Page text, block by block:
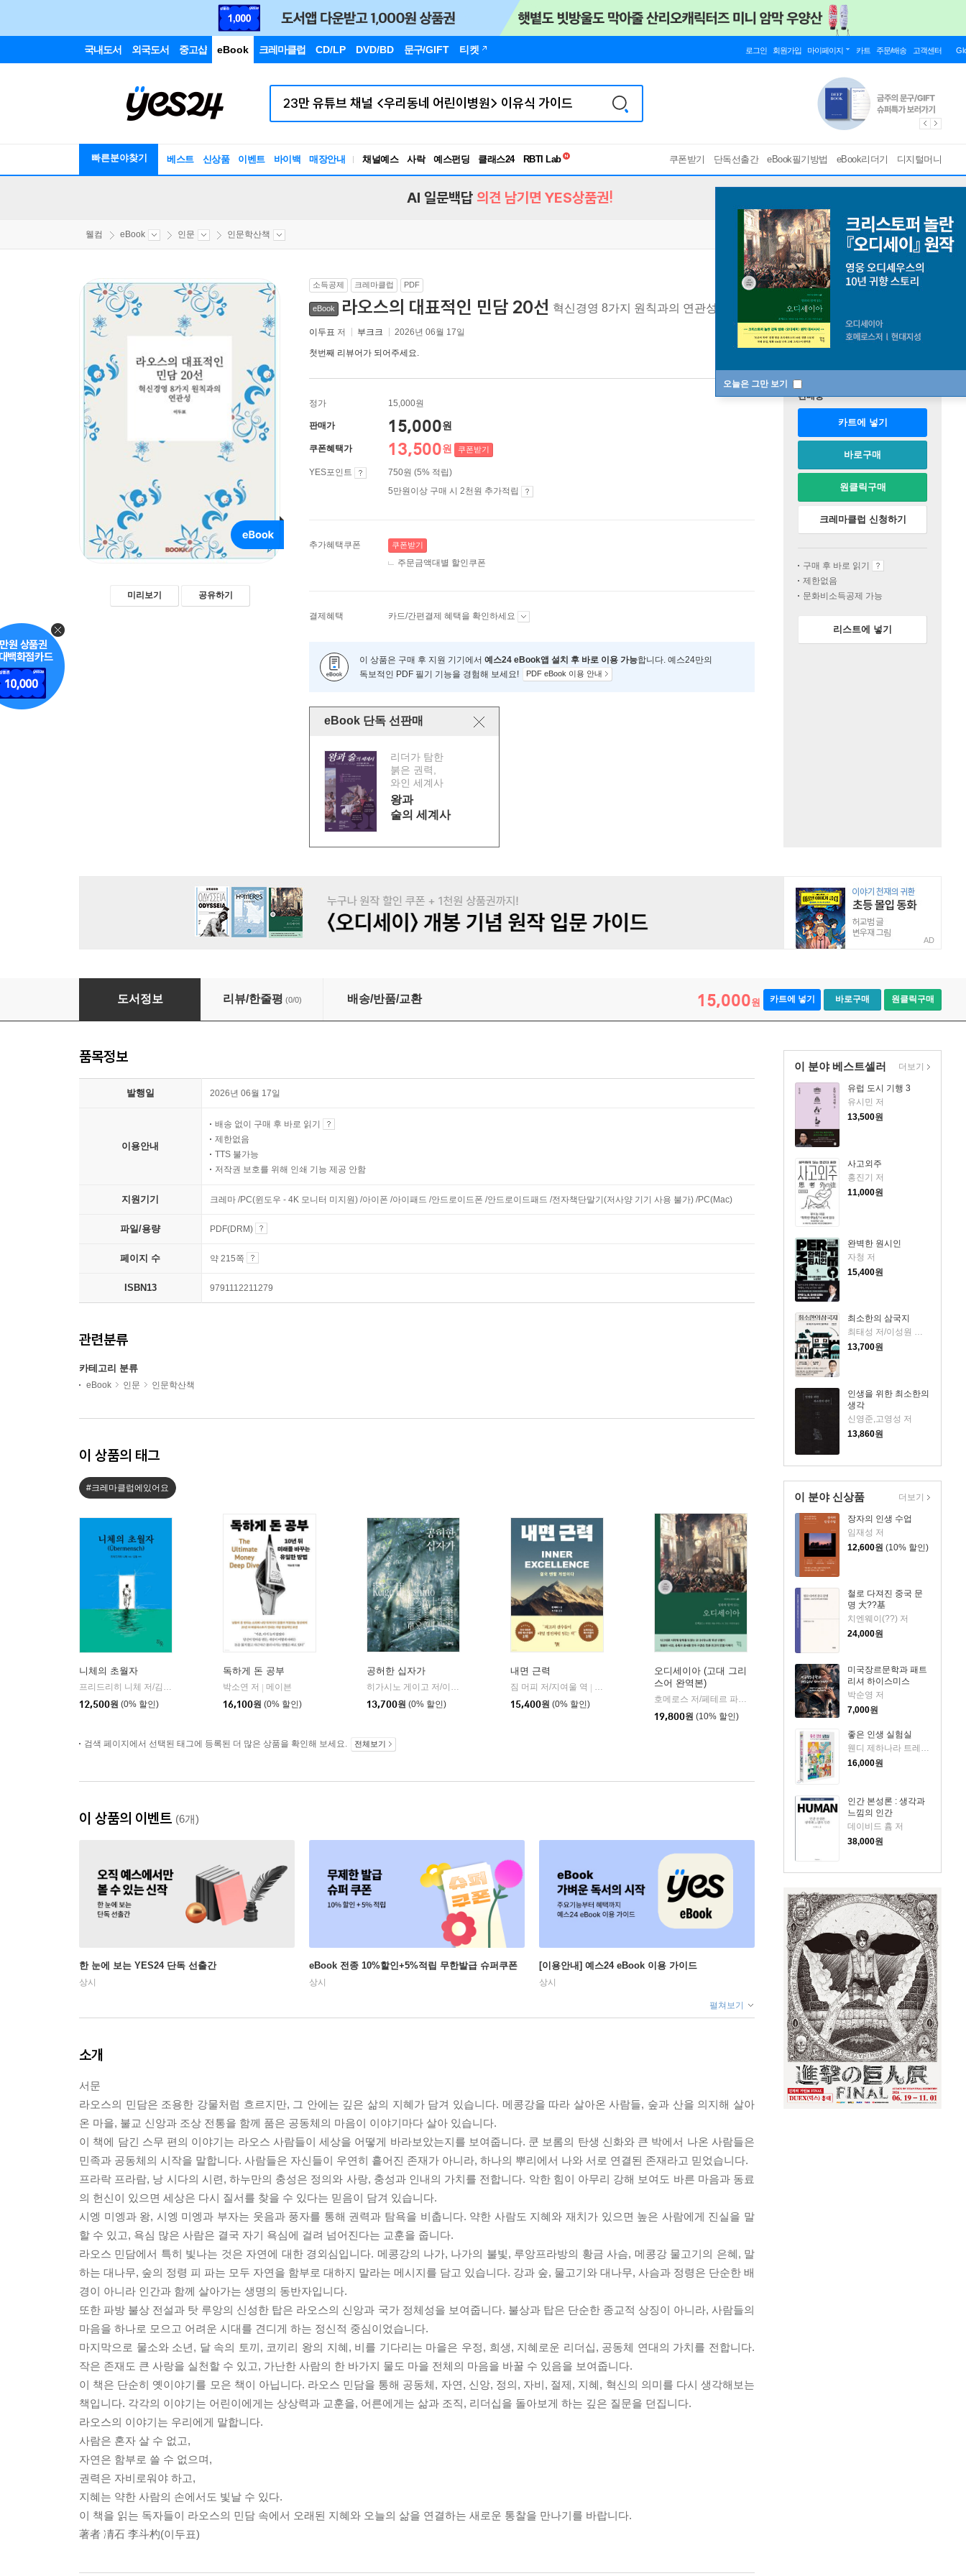
국내도서 외국도서 중고샵 eBook 크레마클럽 CD/LP DVD/BD 문구/GIFT 티켓 로그인 회원가입 마이페이지 카트 주문/배송 고객센터
빠른분야찾기 베스트 신상품 이벤트 바이백 매장안내 채널예스 사락 예스펀딩 클래스24
독서유형검사
쿠폰받기 단독선출간 eBook필기방법 eBook리더기 디지털머니
오늘은 그만 보기
AI 일문백답 의견 남기면 YES상품권!
웰컴 eBook 인문 인문학산책
미리보기 공유하기
소득공제 크레마클럽 PDF
eBook 라오스의 대표적인 민담 20선 혁신경영 8가지 원칙과의 연관성 [ 스마트한 PDF 필기 기능을 사용해 보세요! ]
이두표 저 부크크 2026년 06월 17일
첫번째 리뷰어가 되어주세요.
정가 15,000원
판매가 15,000원
쿠폰혜택가 13,500원 쿠폰받기
YES포인트
750원 (5% 적립)
5만원이상 구매 시 2천원 추가적립
추가혜택쿠폰 쿠폰받기
주문금액대별 할인쿠폰
결제혜택 카드/간편결제 혜택을 확인하세요
이 상품은 구매 후 지원 기기에서 예스24 eBook앱 설치 후 바로 이용 가능합니다. 예스24만의
독보적인 PDF 필기 기능을 경험해 보세요!
PDF eBook 이용 안내
eBook 단독 선판매
리더가 탐한
붉은 권력,
와인 세계사
왕과
술의 세계사
판매중
카트에 넣기
바로구매
원클릭구매
크레마클럽 신청하기
구매 후 바로 읽기
제한없음
문화비소득공제 가능
리스트에 넣기
AD
라오스의 대표적인 민담 20선
도서정보 리뷰/한줄평 (0/0) 배송/반품/교환 15,000원 카트에 넣기 바로구매 원클릭구매
이 분야 베스트셀러
유럽 도시 기행 3
유시민 저
13,500원
사고외주
홍진기 저
11,000원
완벽한 원시인
자청 저
15,400원
최소한의 삼국지
13,700원
인생을 위한 최소한의
생각
신영준,고영성 저
13,860원
더보기
이 분야 신상품
장자의 인생 수업
임재성 저
12,600원 (10% 할인)
철로 다져진 중국 문
명 大??基
치엔웨이(??) 저
24,000원
미국장르문학과 패트
리셔 하이스미스
박순영 저
7,000원
좋은 인생 실험실
웬디 제하나라 트레메인 저/황근하 역
16,000원
인간 본성론 : 생각과
느낌의 인간
데이비드 흄 저
38,000원
더보기
품목정보
발행일 2026년 06월 17일
이용안내
배송 없이 구매 후 바로 읽기
제한없음
TTS 불가능
저작권 보호를 위해 인쇄 기능 제공 안함
지원기기 크레마 /PC(윈도우 - 4K 모니터 미지원) /아이폰 /아이패드 /안드로이드폰 /안드로이드패드 /전자책단말기(저사양 기기 사용 불가) /PC(Mac)
파일/용량 PDF(DRM)
페이지 수 약 215쪽
ISBN13 9791112211279
관련분류
카테고리 분류
eBook 인문 인문학산책
이 상품의 태그
#크레마클럽에있어요
니체의 초월자
프리드리히 니체 저/김철 편역
12,500원 (0% 할인)
독하게 돈 공부
박소연 저
메이븐
16,100원 (0% 할인)
공허한 십자가
히가시노 게이고 저/이선희 역
자음과모음
13,700원 (0% 할인)
내면 근력
짐 머피 저/지여울 역
윌북(willbook)
15,400원 (0% 할인)
오디세이아 (고대 그리
스어 완역본)
호메로스 저/페테르 파울 루벤스 그림/박문재 역 |
현대지성
19,800원 (10% 할인)
검색 페이지에서 선택된 태그에 등록된 더 많은 상품을 확인해 보세요. 전체보기
이 상품의 이벤트 (6개)
한 눈에 보는 YES24 단독 선출간
상시
eBook 전종 10%할인+5%적립 무한발급 슈퍼쿠폰
상시
[이용안내] 예스24 eBook 이용 가이드
상시
펼쳐보기
소개
서문
라오스의 민담은 조용한 강물처럼 흐르지만, 그 안에는 깊은 삶의 지혜가 담겨 있습니다. 메콩강을 따라 살아온 사람들, 숲과 산을 의지해 살아
온 마을, 불교 신앙과 조상 전통을 함께 품은 공동체의 마음이 이야기마다 살아 있습니다.
이 책에 담긴 스무 편의 이야기는 라오스 사람들이 세상을 어떻게 바라보았는지를 보여줍니다. 쿤 보롬의 탄생 신화와 큰 박에서 나온 사람들은
민족과 공동체의 시작을 말합니다. 사람들은 자신들이 우연히 흩어진 존재가 아니라, 하나의 뿌리에서 나와 서로 연결된 존재라고 믿었습니다.
프라락 프라람, 낭 시다의 시련, 하누만의 충성은 정의와 사랑, 충성과 인내의 가치를 전합니다. 악한 힘이 아무리 강해 보여도 바른 마음과 동료
의 헌신이 있으면 세상은 다시 질서를 찾을 수 있다는 믿음이 담겨 있습니다.
시엥 미엥과 왕, 시엥 미엥과 부자는 웃음과 풍자를 통해 권력과 탐욕을 비춥니다. 약한 사람도 지혜와 재치가 있으면 높은 사람에게 진실을 말
할 수 있고, 욕심 많은 사람은 결국 자기 욕심에 걸려 넘어진다는 교훈을 줍니다.
라오스 민담에서 특히 빛나는 것은 자연에 대한 경외심입니다. 메콩강의 나가, 나가의 불빛, 루앙프라방의 황금 사슴, 메콩강 물고기의 은혜, 말
하는 대나무, 숲의 정령 피 파는 모두 자연을 함부로 대하지 말라는 메시지를 담고 있습니다. 강과 숲, 물고기와 대나무, 사슴과 정령은 단순한 배
경이 아니라 인간과 함께 살아가는 생명의 동반자입니다.
또한 파방 불상 전설과 탓 루앙의 신성한 탑은 라오스의 신앙과 국가 정체성을 보여줍니다. 불상과 탑은 단순한 종교적 상징이 아니라, 사람들의
마음을 하나로 모으고 어려운 시대를 견디게 하는 정신적 중심이었습니다.
마지막으로 물소와 소년, 달 속의 토끼, 코끼리 왕의 지혜, 비를 기다리는 마을은 우정, 희생, 지혜로운 리더십, 공동체 연대의 가치를 전합니다.
작은 존재도 큰 사랑을 실천할 수 있고, 가난한 사람의 한 바가지 물도 마을 전체의 마음을 바꿀 수 있음을 보여줍니다.
이 책은 단순히 옛이야기를 모은 책이 아닙니다. 라오스 민담을 통해 공동체, 자연, 신앙, 정의, 자비, 절제, 지혜, 혁신의 의미를 다시 생각해보는
책입니다. 각각의 이야기는 어린이에게는 상상력과 교훈을, 어른에게는 삶과 조직, 리더십을 돌아보게 하는 깊은 질문을 던집니다.
라오스의 이야기는 우리에게 말합니다.
사람은 혼자 살 수 없고,
자연은 함부로 쓸 수 없으며,
권력은 자비로워야 하고,
지혜는 약한 사람의 손에서도 빛날 수 있다.
이 책을 읽는 독자들이 라오스의 민담 속에서 오래된 지혜와 오늘의 삶을 연결하는 새로운 통찰을 만나기를 바랍니다.
著者 凊石 李斗杓(이두표)